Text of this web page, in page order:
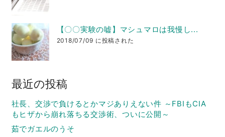
【〇〇実験の嘘】マシュマロは我慢し...
2018/07/09 に投稿された
最近の投稿
社長、交渉で負けるとかマジありえない件 ～FBIもCIA
もヒザから崩れ落ちる交渉術、ついに公開～
茹でガエルのうそ